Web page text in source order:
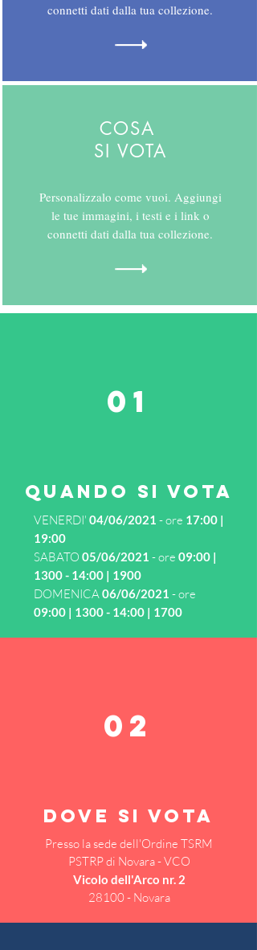
connetti dati dalla tua collezione.
COSA
SI VOTA
Personalizzalo come vuoi. Aggiungi
le tue immagini, i testi e i link o
connetti dati dalla tua collezione.
01
quando si vota
VENERDI' 04/06/2021 - ore 17:00 |
19:00
SABATO 05/06/2021 - ore 09:00 |
1300 - 14:00 | 1900
DOMENICA06/06/2021 - ore
09:00 | 1300 - 14:00 | 1700
02
DOVE SI VOTA
Presso la sede dell'Ordine TSRM
PSTRP di Novara - VCO
Vicolo dell'Arco nr. 2
28100 - Novara